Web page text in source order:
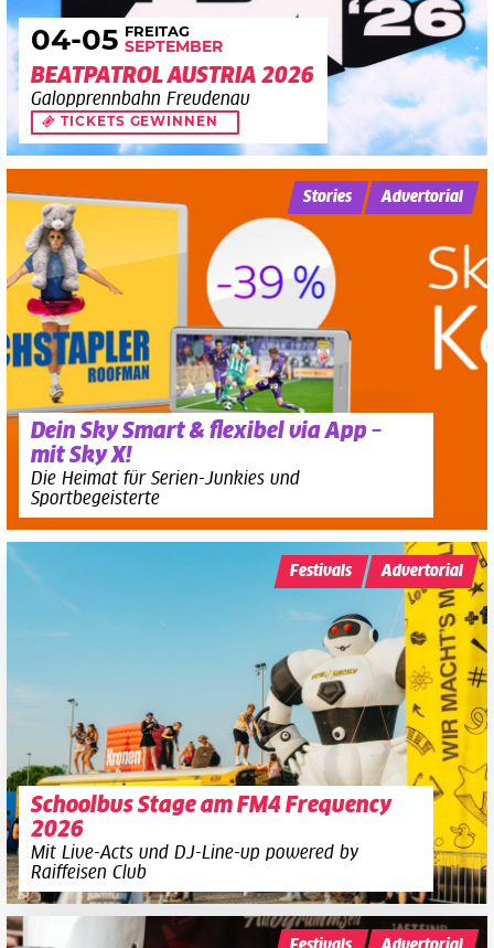
04-05 FREITAG
SEPTEMBER
BEATPATROL AUSTRIA 2026
Galopprennbahn Freudenau
TICKETS GEWINNEN
Dein Sky Smart & flexibel via App –
mit Sky X!
Die Heimat für Serien-Junkies und
Sportbegeisterte
Stories Advertorial
Schoolbus Stage am FM4 Frequency
2026
Mit Live-Acts und DJ-Line-up powered by
Raiffeisen Club
Festivals Advertorial